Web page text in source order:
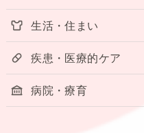
生活・住まい
疾患・医療的ケア
病院・療育